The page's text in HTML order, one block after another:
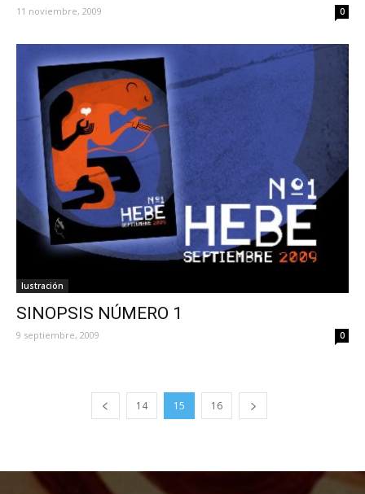
11 noviembre, 2009 0
Iustración
SINOPSIS NÚMERO 1
9 septiembre, 2009 0
14 15 16